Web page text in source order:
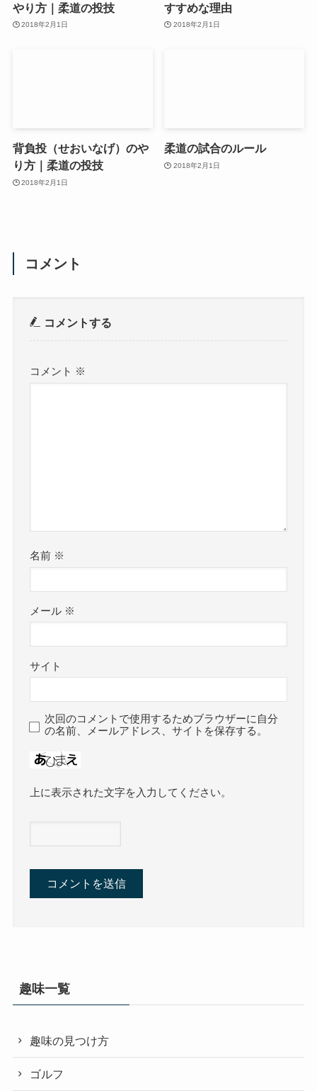
やり方｜柔道の投技
2018年2月1日
すすめな理由
2018年2月1日
背負投（せおいなげ）のや
り方｜柔道の投技
2018年2月1日
柔道の試合のルール
2018年2月1日
コメント
コメントする
コメント ※
名前 ※
メール ※
サイト
次回のコメントで使用するためブラウザーに自分
の名前、メールアドレス、サイトを保存する。
上に表示された文字を入力してください。
趣味一覧
趣味の見つけ方
ゴルフ